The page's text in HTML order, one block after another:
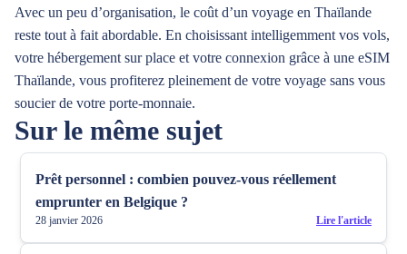
Avec un peu d’organisation, le coût d’un voyage en Thaïlande
reste tout à fait abordable. En choisissant intelligemment vos vols,
votre hébergement sur place et votre connexion grâce à une eSIM
Thaïlande, vous profiterez pleinement de votre voyage sans vous
soucier de votre porte-monnaie.
Sur le même sujet
Prêt personnel : combien pouvez-vous réellement
emprunter en Belgique ?
28 janvier 2026 Lire l'article